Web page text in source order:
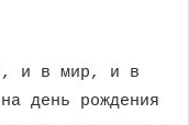
и в мир, и в
день рождения